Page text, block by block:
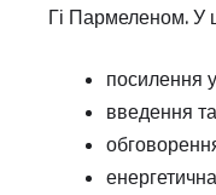
Гі Пармеленом. У
посилення
введення